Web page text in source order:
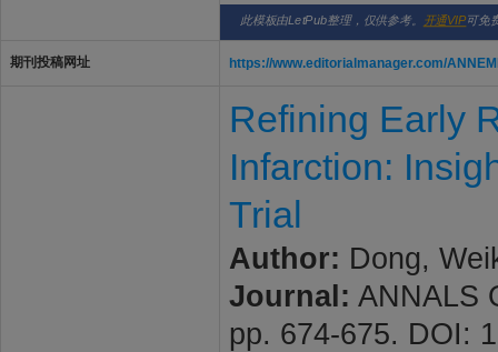
此模板由LetPub整理，仅供参考。 开通VIP可免
期刊投稿网址 https://www.editorialmanager.com/
Refining Early
Infarction:
Trial
Author: Dong,
Journal: ANNALS
pp. 674-675. DOI: